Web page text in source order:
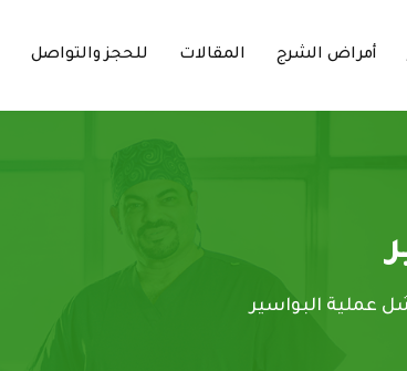
أمراض الشرج المقالات للحجز والتواصل
عملية البواسير